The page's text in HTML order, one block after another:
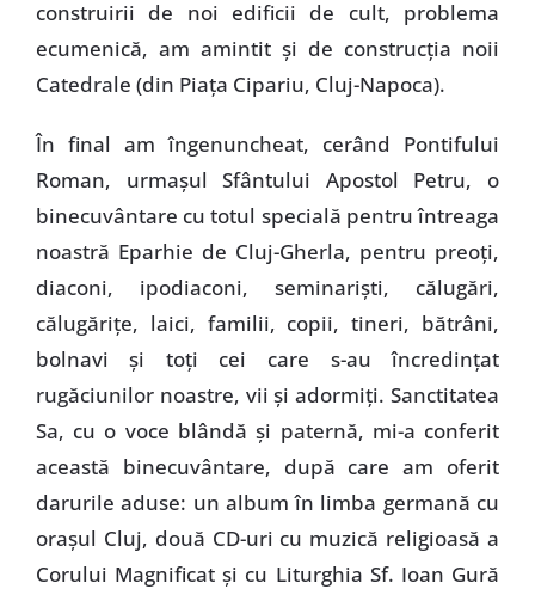
construirii de noi edificii de cult, problema
ecumenică, am amintit şi de construcţia noii
Catedrale (din Piaţa Cipariu, Cluj-Napoca).
În final am îngenuncheat, cerând Pontifului
Roman, urmaşul Sfântului Apostol Petru, o
binecuvântare cu totul specială pentru întreaga
noastră Eparhie de Cluj-Gherla, pentru preoţi,
diaconi, ipodiaconi, seminarişti, călugări,
călugăriţe, laici, familii, copii, tineri, bătrâni,
bolnavi şi toţi cei care s-au încredinţat
rugăciunilor noastre, vii şi adormiţi. Sanctitatea
Sa, cu o voce blândă şi paternă, mi-a conferit
această binecuvântare, după care am oferit
darurile aduse: un album în limba germană cu
oraşul Cluj, două CD-uri cu muzică religioasă a
Corului Magnificat şi cu Liturghia Sf. Ioan Gură